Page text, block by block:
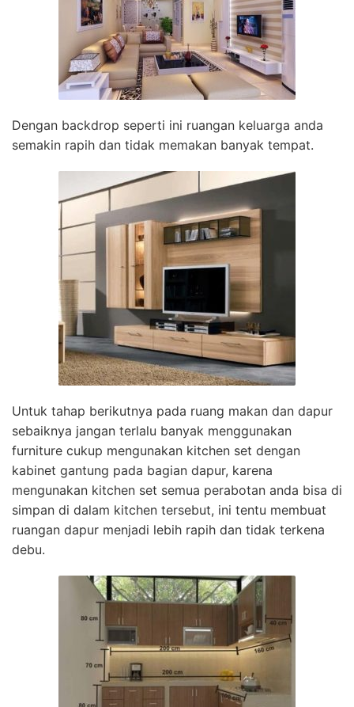
Dengan backdrop seperti ini ruangan keluarga anda
semakin rapih dan tidak memakan banyak tempat.
Untuk tahap berikutnya pada ruang makan dan dapur
sebaiknya jangan terlalu banyak menggunakan
furniture cukup mengunakan kitchen set dengan
kabinet gantung pada bagian dapur, karena
mengunakan kitchen set semua perabotan anda bisa di
simpan di dalam kitchen tersebut, ini tentu membuat
ruangan dapur menjadi lebih rapih dan tidak terkena
debu.